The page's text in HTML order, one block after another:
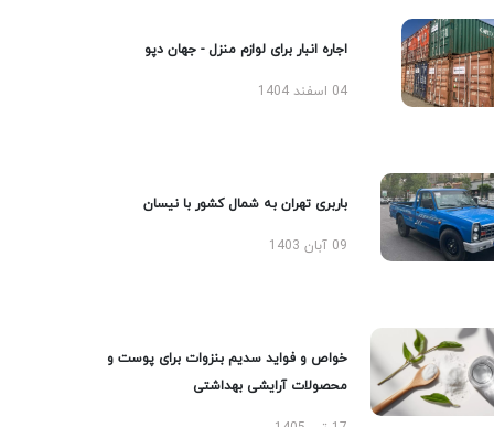
اجاره انبار برای لوازم منزل - جهان دپو
04 اسفند 1404
باربری تهران به شمال کشور با نیسان
09 آبان 1403
خواص و فواید سدیم بنزوات برای پوست و
محصولات آرایشی بهداشتی